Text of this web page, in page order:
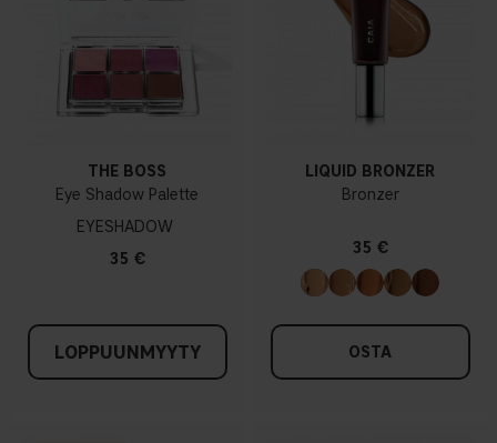
THE BOSS
Eye Shadow Palette
EYESHADOW
35 €
LOPPUUNMYYTY
LIQUID BRONZER
Bronzer
35 €
OSTA